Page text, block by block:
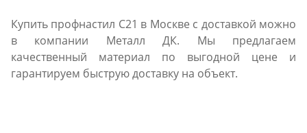
Купить профнастил С21 в Москве с доставкой можно
в компании Металл ДК. Мы предлагаем
качественный материал по выгодной цене и
гарантируем быструю доставку на объект.